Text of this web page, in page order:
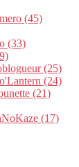
(45)
(33)
(25)
(24)
(21)
(17)